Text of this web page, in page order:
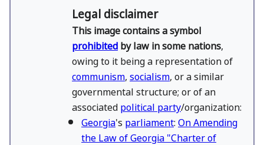
Legal disclaimer
This image contains a symbol
prohibitedby law in some nations
owing to it being a representation of
communism socialism , or a similar
governmental structure; or of an
associatedpolitical party/organization:
Georgia's parliament:On Amending
the Law of Georgia "Charter of